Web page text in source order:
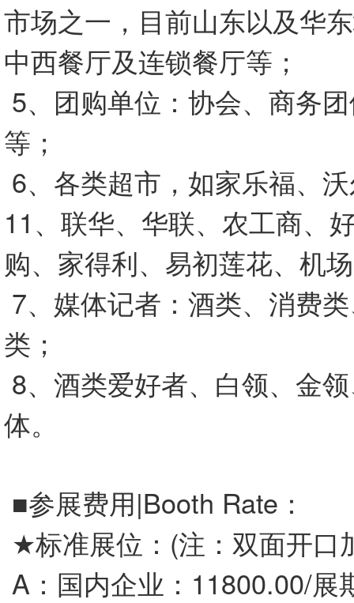
市场之一，目前山东以及华
中西餐厅及连锁餐厅等；
5、团购单位：协会、商务
等；
6、各类超市，如家乐福、
11、联华、华联、农工商、
购、家得利、易初莲花、机
7、媒体记者：酒类、消费
类；
8、酒类爱好者、白领、金
体。
■参展费用|Booth Rate：
★标准展位：(注：双面开口
A：国内企业：11800.00/展